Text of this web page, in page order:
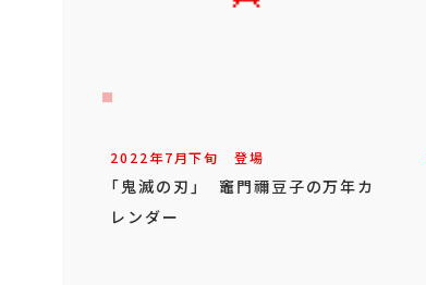
2022年7月下旬 登場
「鬼滅の刃」 竈門禰豆子の万年カ
レンダー